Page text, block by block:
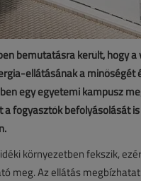
bemutatásra került, hogy
ellátásának a
egy egyetemi kampusz
fogyasztók befolyásolását
környezetben fekszik,
meg. Az ellátás